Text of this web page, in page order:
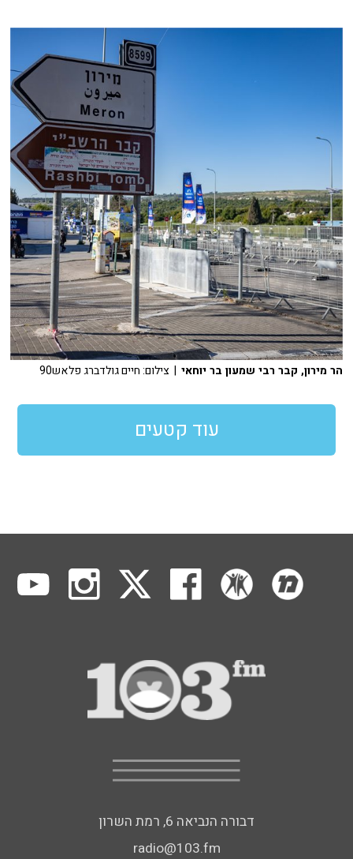
הר מירון, קבר רבי שמעון בר יוחאי | צילום: חיים גולדברג פלאש90
עוד קטעים
דבורה הנביאה 6, רמת השרון
radio@103.fm